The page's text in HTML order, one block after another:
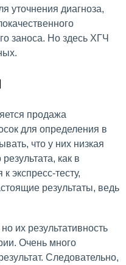
уточнения диагноза,
заноса. Но здесь ХГЧ
продажа
для определения в
что у них низкая
как в
экспресс-тесту,
результаты, ведь
их результативность
Очень много
Следовательно,